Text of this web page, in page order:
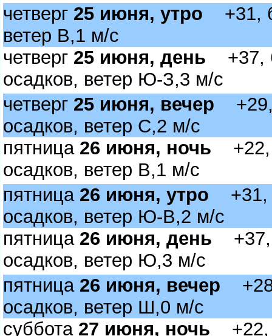
четвер 25 июня, утро +31,
етер В,1 м/с
четвер 25 июня, день +37,
осадков, ветер Ю-З,3 м/с
четвер 25 июня, вечер +29,
осадков, ветер С,2 м/с
пятница 26 июня, ночь +22,
осадков, ветер В,1 м/с
пятница 26 июня, утро +31,
осадков, ветер Ю-В,2 м/с
пятница 26 июня, день +37,
осадков, ветер Ю,3 м/с
пятница 26 июня, вечер
осадков, ветер Ш,0 м/с
суббота 27 июня, ночь +22,